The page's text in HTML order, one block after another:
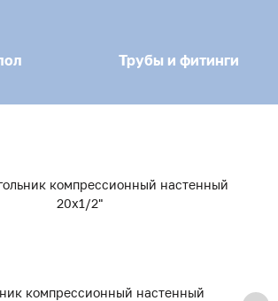
Трубы и фитинги
компрессионный настенный